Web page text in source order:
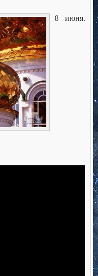
8 июня.